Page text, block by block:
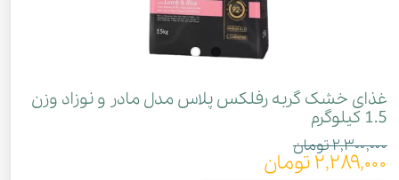
غذای خشک گربه رفلکس پلاس مدل مادر و نوزاد وزن
1.5 کیلوگرم
۲,۳۰۰,۰۰۰ تومان
۲,۲۸۹,۰۰۰ تومان